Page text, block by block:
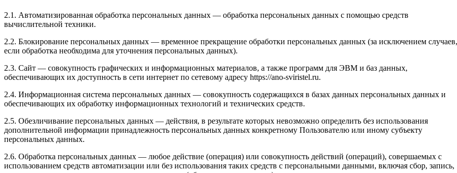
2.1. Автоматизированная обработка персональных данных — обработка персональных данных с помощью средств
вычислительной техники.
2.2. Блокирование персональных данных — временное прекращение обработки персональных данных (за исключением случаев,
если обработка необходима для уточнения персональных данных).
2.3. Сайт — совокупность графических и информационных материалов, а также программ для ЭВМ и баз данных,
обеспечивающих их доступность в сети интернет по сетевому адресу https://ano-sviristel.ru.
2.4. Информационная система персональных данных — совокупность содержащихся в базах данных персональных данных и
обеспечивающих их обработку информационных технологий и технических средств.
2.5. Обезличивание персональных данных — действия, в результате которых невозможно определить без использования
дополнительной информации принадлежность персональных данных конкретному Пользователю или иному субъекту
персональных данных.
2.6. Обработка персональных данных — любое действие (операция) или совокупность действий (операций), совершаемых с
использованием средств автоматизации или без использования таких средств с персональными данными, включая сбор, запись,